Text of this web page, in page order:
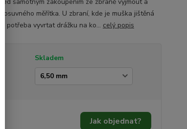
posuvného měřítka. U zbraní, kde je muška jištěná
potřeba vyvrtat drážku na ko... celý popis
Skladem
Jak objednat?